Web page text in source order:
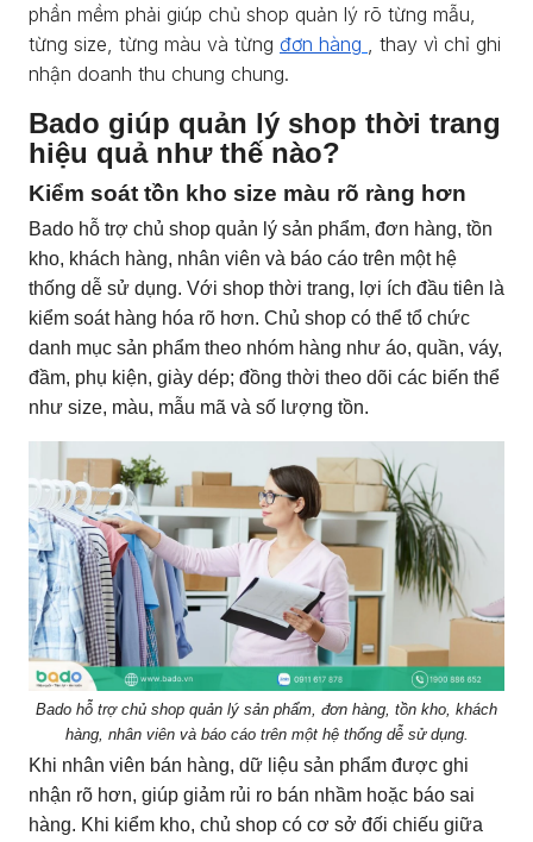
phần mềm phải giúp chủ shop quản lý rõ từng mẫu,
từng size, từng màu và từng đơn hàng
, thay vì chỉ ghi
nhận doanh thu chung chung.
Bado giúp quản lý shop thời trang
hiệu quả như thế nào?
Kiểm soát tồn kho size màu rõ ràng hơn
Bado hỗ trợ chủ shop quản lý sản phẩm, đơn hàng, tồn
kho, khách hàng, nhân viên và báo cáo trên một hệ
thống dễ sử dụng. Với shop thời trang, lợi ích đầu tiên là
kiểm soát hàng hóa rõ hơn. Chủ shop có thể tổ chức
danh mục sản phẩm theo nhóm hàng như áo, quần, váy,
đầm, phụ kiện, giày dép; đồng thời theo dõi các biến thể
như size, màu, mẫu mã và số lượng tồn.
Bado hỗ trợ chủ shop quản lý sản phẩm, đơn hàng, tồn kho, khách
hàng, nhân viên và báo cáo trên một hệ thống dễ sử dụng.
Khi nhân viên bán hàng, dữ liệu sản phẩm được ghi
nhận rõ hơn, giúp giảm rủi ro bán nhầm hoặc báo sai
hàng. Khi kiểm kho, chủ shop có cơ sở đối chiếu giữa